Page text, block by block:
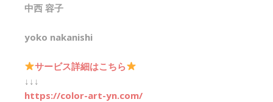
中西 容子
yoko nakanishi
サービス詳細はこちら
↓↓↓
https://color-art-yn.com/